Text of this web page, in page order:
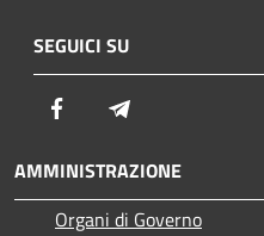
SEGUICI SU
Facebook
AMMINISTRAZIONE
Organi di Governo